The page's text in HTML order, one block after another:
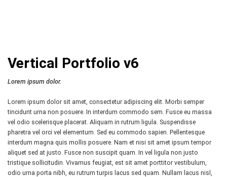
Vertical Portfolio v6
Lorem ipsum dolor.
Lorem ipsum dolor sit amet, consectetur adipiscing elit. Morbi semper
tincidunt urna non posuere. In interdum commodo sem. Fusce eu massa
vel odio scelerisque placerat. Aliquam in rutrum ligula. Suspendisse
pharetra vel orci vel elementum. Sed eu commodo sapien. Pellentesque
interdum magna quis mollis posuere. Nam et nisi sit amet ipsum tempor
aliquet sed at justo. Fusce non suscipit quam. In vel ligula non justo
tristique sollicitudin. Vivamus feugiat, est sit amet porttitor vestibulum,
odio urna porta nibh, eu rutrum turpis lacus sed quam. Nullam lacus nisl,